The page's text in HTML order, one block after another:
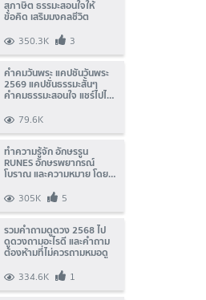
สุภาษิต ธรรมะสอนใจให้
ข้อคิด เสริมมงคลชีวิต
350.3K 3
คำคมวันพระ แคปชั่นวันพระ
2569 แคปชั่นธรรมะสั้นๆ
คำคมธรรมะสอนใจ แชร์ไปได้
79.6K
ทำความรู้จัก อักษรรูน
RUNES อักษรพยากรณ์
โบราณ และความหมาย โดย
305K 5
รวมคำถามดูดวง 2568 ไป
ดูดวงถามอะไรดี และคำถาม
ต้องห้ามที่ไม่ควรถามหมอดู
334.6K 1